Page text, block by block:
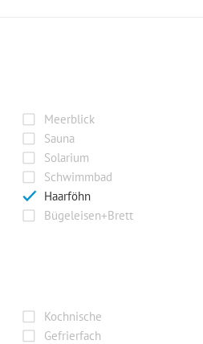
Meerblick
Sauna
Solarium
Schwimmbad
Haarföhn
Bügeleisen+Brett
Kochnische
Gefrierfach